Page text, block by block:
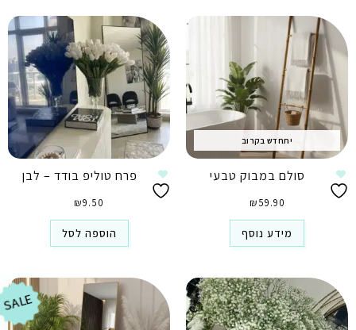
פרח טוליפ בודד – לבן
₪9.50
הוספה לסל
יתחדש בקרוב
סולם במבוק טבעי
₪59.90
מידע נוסף
SALE